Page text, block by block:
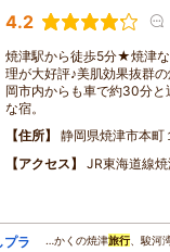
4.2
焼津駅から徒歩5分★焼津
理が大好評♪美肌効果抜群
岡市内からも車で約30分
な宿。
住所
静岡県焼津市本町
アクセス
JR東海道線
プラ
…かくの焼津旅行、駿河